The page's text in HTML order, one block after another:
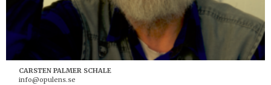
CARSTEN PALMER SCHALE
info@opulens.se